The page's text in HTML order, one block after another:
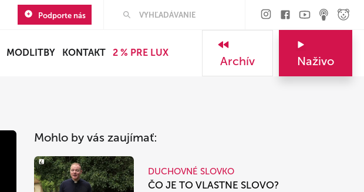
Podporte nás
MODLITBY KONTAKT 2 % PRE LUX
Archív Naživo
Mohlo by vás zaujímať:
DUCHOVNÉ SLOVKO
ČO JE TO VLASTNE SLOVO?